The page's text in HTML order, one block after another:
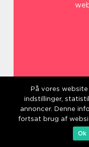
På vores
indstillinger,
annoncer. Denne
fortsat brug af
Ok